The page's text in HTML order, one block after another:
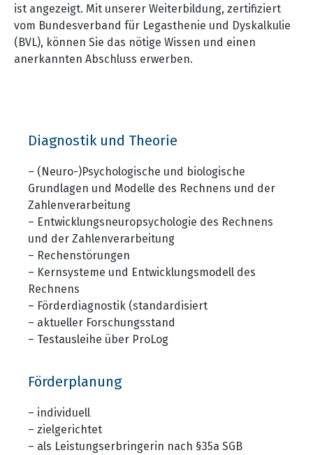
ist angezeigt. Mit unserer Weiterbildung, zertifiziert
vom Bundesverband für Legasthenie und Dyskalkulie
(BVL), können Sie das nötige Wissen und einen
anerkannten Abschluss erwerben.
Diagnostik und Theorie
– (Neuro-)Psychologische und biologische
Grundlagen und Modelle des Rechnens und der
Zahlenverarbeitung
– Entwicklungsneuropsychologie des Rechnens
und der Zahlenverarbeitung
– Rechenstörungen
– Kernsysteme und Entwicklungsmodell des
Rechnens
– Förderdiagnostik (standardisiert
– aktueller Forschungsstand
– Testausleihe über ProLog
Förderplanung
– individuell
– zielgerichtet
– als Leistungserbringerin nach §35a SGB